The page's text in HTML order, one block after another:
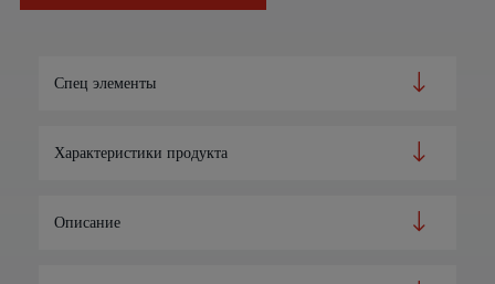
Спец элементы
Характеристики продукта
Описание